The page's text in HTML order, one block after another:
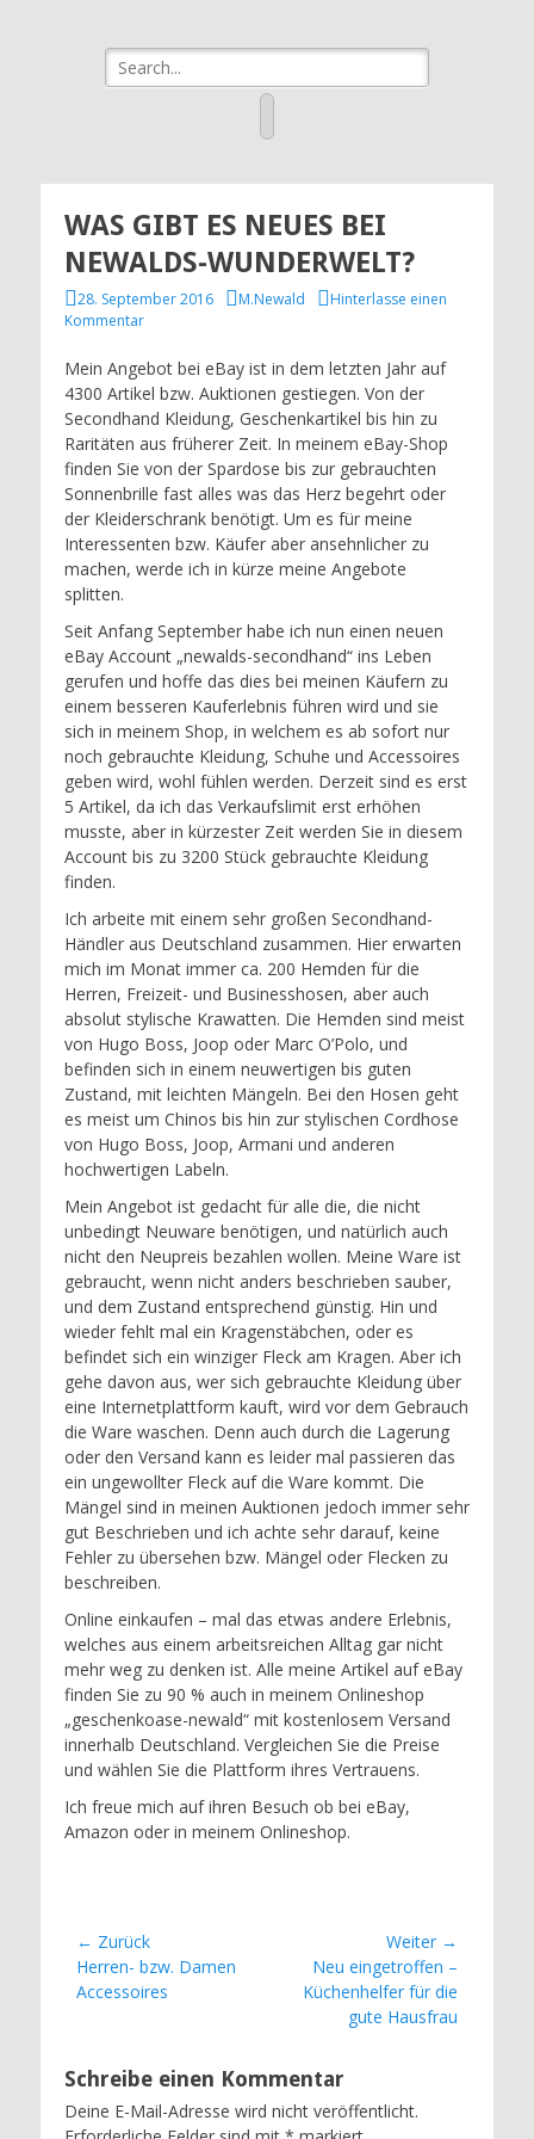
Suche
nach:
WAS GIBT ES NEUES BEI
NEWALDS-WUNDERWELT?
Veröffentlicht
am
28. September 2016 Autor
M.Newald
Hinterlasse einen
Kommentar
Mein Angebot bei eBay ist in dem letzten Jahr auf
4300 Artikel bzw. Auktionen gestiegen. Von der
Secondhand Kleidung, Geschenkartikel bis hin zu
Raritäten aus früherer Zeit. In meinem eBay-Shop
finden Sie von der Spardose bis zur gebrauchten
Sonnenbrille fast alles was das Herz begehrt oder
der Kleiderschrank benötigt. Um es für meine
Interessenten bzw. Käufer aber ansehnlicher zu
machen, werde ich in kürze meine Angebote
splitten.
Seit Anfang September habe ich nun einen neuen
eBay Account „newalds-secondhand“ ins Leben
gerufen und hoffe das dies bei meinen Käufern zu
einem besseren Kauferlebnis führen wird und sie
sich in meinem Shop, in welchem es ab sofort nur
noch gebrauchte Kleidung, Schuhe und Accessoires
geben wird, wohl fühlen werden. Derzeit sind es erst
5 Artikel, da ich das Verkaufslimit erst erhöhen
musste, aber in kürzester Zeit werden Sie in diesem
Account bis zu 3200 Stück gebrauchte Kleidung
finden.
Ich arbeite mit einem sehr großen Secondhand-
Händler aus Deutschland zusammen. Hier erwarten
mich im Monat immer ca. 200 Hemden für die
Herren, Freizeit- und Businesshosen, aber auch
absolut stylische Krawatten. Die Hemden sind meist
von Hugo Boss, Joop oder Marc O’Polo, und
befinden sich in einem neuwertigen bis guten
Zustand, mit leichten Mängeln. Bei den Hosen geht
es meist um Chinos bis hin zur stylischen Cordhose
von Hugo Boss, Joop, Armani und anderen
hochwertigen Labeln.
Mein Angebot ist gedacht für alle die, die nicht
unbedingt Neuware benötigen, und natürlich auch
nicht den Neupreis bezahlen wollen. Meine Ware ist
gebraucht, wenn nicht anders beschrieben sauber,
und dem Zustand entsprechend günstig. Hin und
wieder fehlt mal ein Kragenstäbchen, oder es
befindet sich ein winziger Fleck am Kragen. Aber ich
gehe davon aus, wer sich gebrauchte Kleidung über
eine Internetplattform kauft, wird vor dem Gebrauch
die Ware waschen. Denn auch durch die Lagerung
oder den Versand kann es leider mal passieren das
ein ungewollter Fleck auf die Ware kommt. Die
Mängel sind in meinen Auktionen jedoch immer sehr
gut Beschrieben und ich achte sehr darauf, keine
Fehler zu übersehen bzw. Mängel oder Flecken zu
beschreiben.
Online einkaufen – mal das etwas andere Erlebnis,
welches aus einem arbeitsreichen Alltag gar nicht
mehr weg zu denken ist. Alle meine Artikel auf eBay
finden Sie zu 90 % auch in meinem Onlineshop
„geschenkoase-newald“ mit kostenlosem Versand
innerhalb Deutschland. Vergleichen Sie die Preise
und wählen Sie die Plattform ihres Vertrauens.
Ich freue mich auf ihren Besuch ob bei eBay,
Amazon oder in meinem Onlineshop.
Beitragsnavigation
← Zurück
Vorheriger
Beitrag:
Herren- bzw. Damen
Accessoires
Weiter →
Nächster
Beitrag:
Neu eingetroffen –
Küchenhelfer für die
gute Hausfrau
Schreibe einen Kommentar
Deine E-Mail-Adresse wird nicht veröffentlicht.